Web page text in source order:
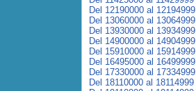
Del 12190000 al 12194999
Del 13060000 al 13064999
Del 13930000 al 13934999
Del 14900000 al 14904999
Del 15910000 al 15914999
Del 16495000 al 16499999
Del 17330000 al 17334999
Del 18110000 al 18114999